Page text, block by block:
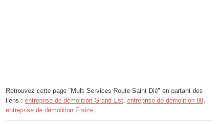
Retrouvez cette page "Multi Services Route Saint Dié" en partant des
liens : entreprise de démolition Grand-Est, entreprise de démolition 88,
entreprise de démolition Fraize.